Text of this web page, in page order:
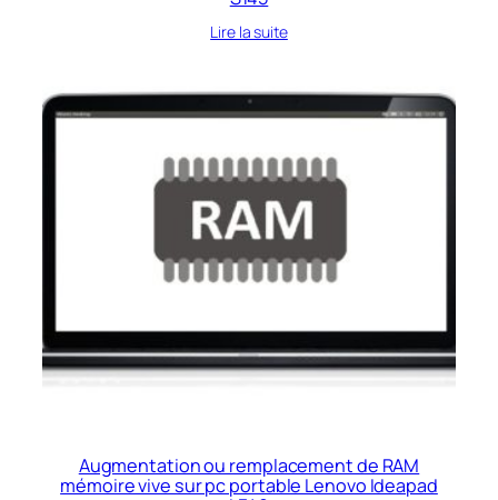
Lire la suite
Augmentation ou remplacement de RAM
mémoire vive sur pc portable Lenovo Ideapad